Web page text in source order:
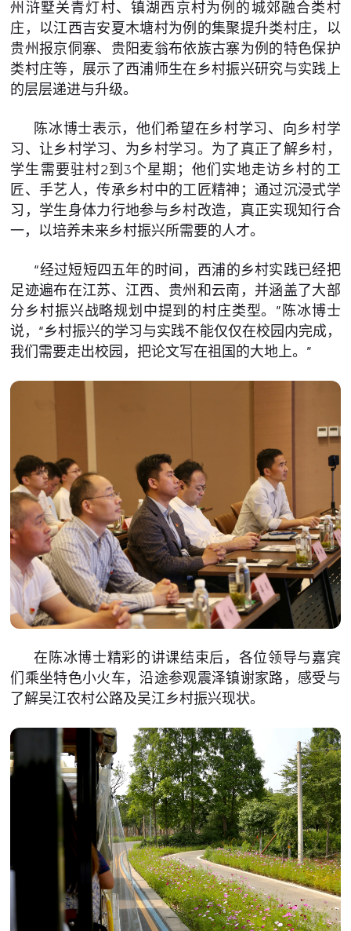
州浒墅关青灯村、镇湖西京村为例的城郊融合类村
庄，以江西吉安夏木塘村为例的集聚提升类村庄，以
贵州报京侗寨、贵阳麦翁布依族古寨为例的特色保护
类村庄等，展示了西浦师生在乡村振兴研究与实践上
的层层递进与升级。
陈冰博士表示，他们希望在乡村学习、向乡村学
习、让乡村学习、为乡村学习。为了真正了解乡村，
学生需要驻村2到3个星期；他们实地走访乡村的工
匠、手艺人，传承乡村中的工匠精神；通过沉浸式学
习，学生身体力行地参与乡村改造，真正实现知行合
一，以培养未来乡村振兴所需要的人才。
“经过短短四五年的时间，西浦的乡村实践已经把
足迹遍布在江苏、江西、贵州和云南，并涵盖了大部
分乡村振兴战略规划中提到的村庄类型。”陈冰博士
说，“乡村振兴的学习与实践不能仅仅在校园内完成，
我们需要走出校园，把论文写在祖国的大地上。”
在陈冰博士精彩的讲课结束后，各位领导与嘉宾
们乘坐特色小火车，沿途参观震泽镇谢家路，感受与
了解吴江农村公路及吴江乡村振兴现状。